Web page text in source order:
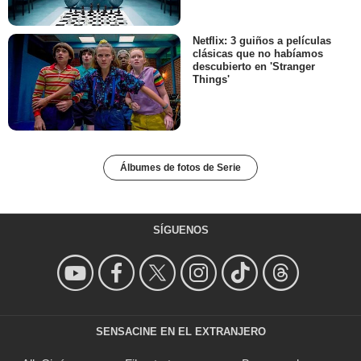
Netflix: 3 guiños a películas
clásicas que no habíamos
descubierto en 'Stranger
Things'
Álbumes de fotos de Serie
SÍGUENOS
SENSACINE EN EL EXTRANJERO